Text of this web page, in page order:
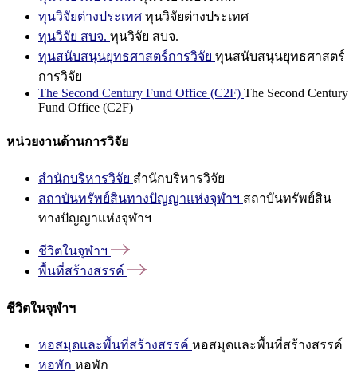
ทุนวิจัยต่างประเทศ ทุนวิจัยต่างประเทศ
ทุนวิจัย สบจ. ทุนวิจัย สบจ.
ทุนสนับสนุนยุทธศาสตร์การวิจัย ทุนสนับสนุนยุทธศาสตร์
การวิจัย
The Second Century Fund Office (C2F) The Second Century
Fund Office (C2F)
หน่วยงานด้านการวิจัย
สำนักบริหารวิจัย สำนักบริหารวิจัย
สถาบันทรัพย์สินทางปัญญาแห่งจุฬาฯ สถาบันทรัพย์สิน
ทางปัญญาแห่งจุฬาฯ
ชีวิตในจุฬาฯ
พื้นที่สร้างสรรค์
ชีวิตในจุฬาฯ
หอสมุดและพื้นที่สร้างสรรค์ หอสมุดและพื้นที่สร้างสรรค์
หอพัก หอพัก